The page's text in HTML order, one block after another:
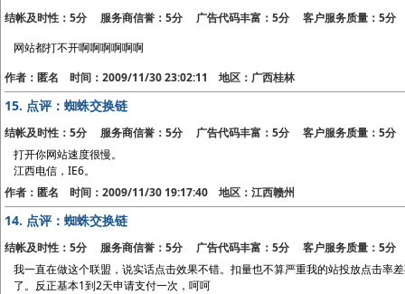
结帐及时性：5分 服务商信誉：5分 广告代码丰富：5分 客户服务质量：5分
网站都打不开啊啊啊啊啊啊
作者：匿名 时间：2009/11/30 23:02:11 地区：广西桂林
15. 点评：蜘蛛交换链
结帐及时性：5分 服务商信誉：5分 广告代码丰富：5分 客户服务质量：5分
打开你网站速度很慢。
江西电信，IE6。
作者：匿名 时间：2009/11/30 19:17:40 地区：江西赣州
14. 点评：蜘蛛交换链
结帐及时性：5分 服务商信誉：5分 广告代码丰富：5分 客户服务质量：5分
我一直在做这个联盟，说实话点击效果不错。扣量也不算严重我的站投放点击率
了。反正基本1到2天申请支付一次，呵呵